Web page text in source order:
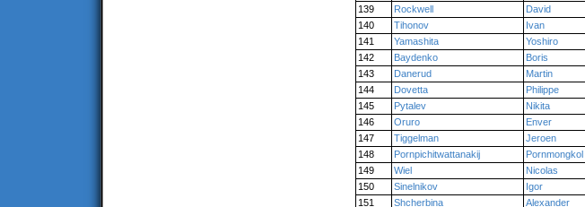
139
Rockwell David
140
Tihonov Ivan
141
Yamashita Yoshiro
142
Baydenko Boris
143
Danerud Martin
144
Dovetta Philippe
145
Pytalev Nikita
146
Oruro Enver
147
Tiggelman Jeroen
148
Pornpichitwattanakij Pornmongkol
149
Wiel Nicolas
150
Sinelnikov Igor
151
Shcherbina Alexander